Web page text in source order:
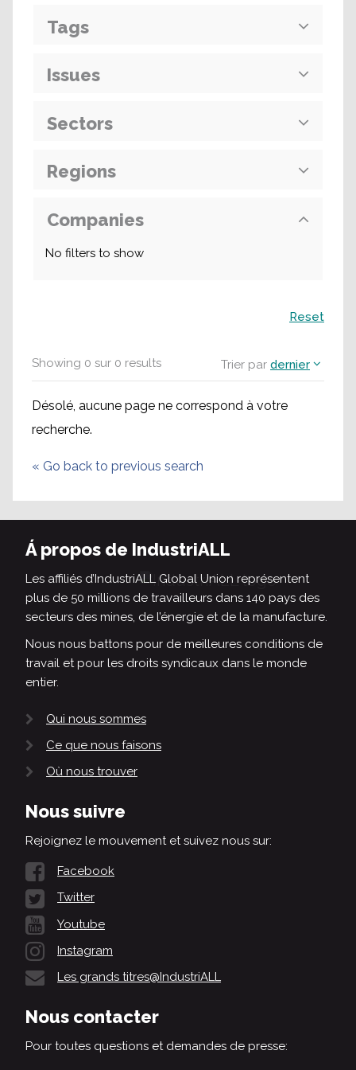
Showing 0 sur 0 results Trier par dernier
Désolé, aucune page ne correspond à votre
recherche.
« Go back to previous search
Tags
Issues
Sectors
Regions
Companies
No filters to show
Reset
Á propos de IndustriALL
Les affiliés d’IndustriALL Global Union représentent
plus de 50 millions de travailleurs dans 140 pays des
secteurs des mines, de l’énergie et de la manufacture.
Nous nous battons pour de meilleures conditions de
travail et pour les droits syndicaux dans le monde
entier.
Qui nous sommes
Ce que nous faisons
Où nous trouver
Nous suivre
Rejoignez le mouvement et suivez nous sur:
Facebook
Twitter
Youtube
Instagram
Les grands titres@IndustriALL
Nous contacter
Pour toutes questions et demandes de presse: